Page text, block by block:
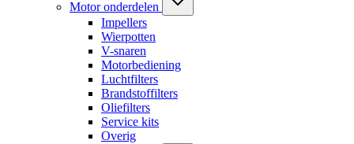
Motor onderdelen
Impellers
Wierpotten
V-snaren
Motorbediening
Luchtfilters
Brandstoffilters
Oliefilters
Service kits
Overig